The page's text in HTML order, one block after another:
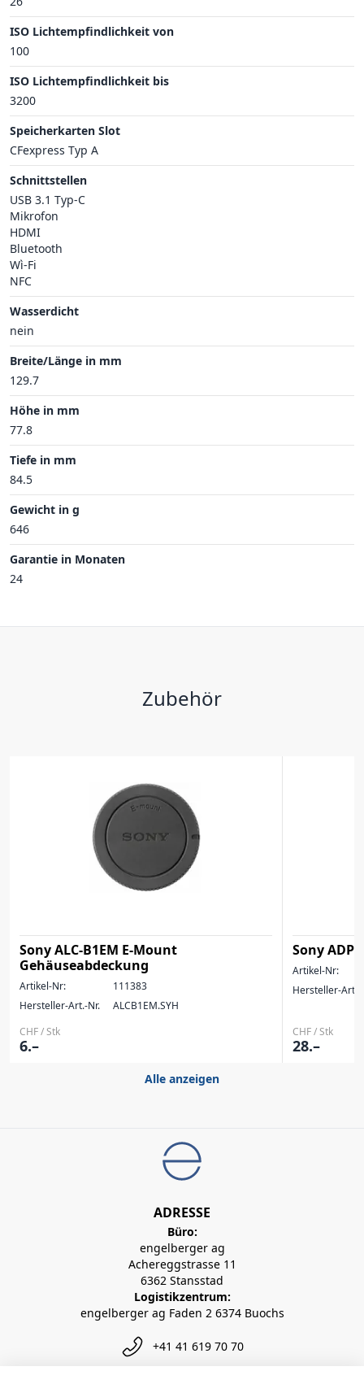
ISO Lichtempfindlichkeit von
100
ISO Lichtempfindlichkeit bis
3200
Speicherkarten Slot
CFexpress Typ A
Schnittstellen
USB 3.1 Typ-C
Mikrofon
HDMI
Bluetooth
Wì-Fi
NFC
Wasserdicht
nein
Breite/Länge in mm
129.7
Höhe in mm
77.8
Tiefe in mm
84.5
Gewicht in g
646
Garantie in Monaten
24
Zubehör
Sony ALC-B1EM E-Mount
Gehäuseabdeckung
Artikel-Nr:
111383
Hersteller-Art.-Nr.
ALCB1EM.SYH
CHF / Stk
6.–
Sony
Artikel-Nr:
Hersteller-Art.-
CHF / Stk
28.–
Alle anzeigen
ADRESSE
Büro:
engelberger ag
Achereggstrasse 11
6362 Stansstad
Logistikzentrum:
engelberger ag Faden 2 6374 Buochs
+41 41 619 70 70